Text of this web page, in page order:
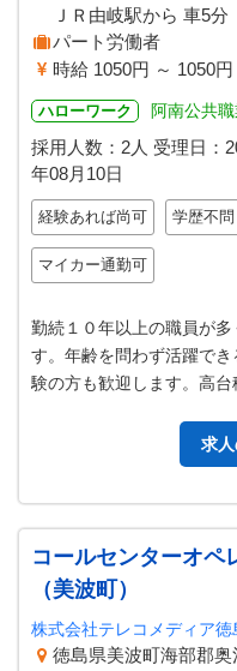
ＪＲ由岐駅から 車5分
パート労働者
時給 1050円 ～ 1050円
ハローワーク 阿南公共
採用人数：2人 受理日：
年08月10日
経験あれば尚可 学歴不問
マイカー通勤可
勤続１０年以上の職員が
す。年齢を問わず活躍で
験の方も歓迎します。高台
求
コールセンターオペ
（美波町）
株式会社テレコメディア
徳島県美波町海部郡奥